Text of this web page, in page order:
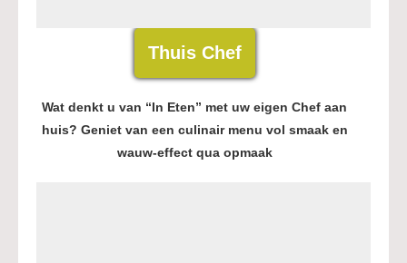
Thuis Chef
Wat denkt u van “In Eten” met uw eigen Chef aan
huis? Geniet van een culinair menu vol smaak en
wauw-effect qua opmaak